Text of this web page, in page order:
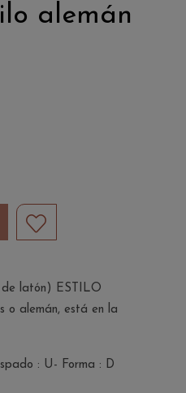
alemán
de latón) ESTILO
o alemán, está en la
: U- Forma : D